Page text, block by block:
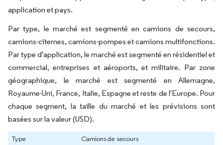
application et pays.
Par type, le marché est segmenté en camions de secours,
camions-citernes, camions-pompes et camions multifonctions.
Par type d'application, le marché est segmenté en résidentiel et
commercial, entreprises et aéroports, et militaire. Par zone
géographique, le marché est segmenté en Allemagne,
Royaume-Uni, France, Italie, Espagne et reste de l'Europe. Pour
chaque segment, la taille du marché et les prévisions sont
basées sur la valeur (USD).
Type
Camions de secours